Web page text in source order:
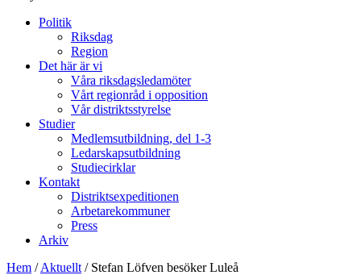
Politik
Riksdag
Region
Det här är vi
Våra riksdagsledamöter
Vårt regionråd i opposition
Vår distriktsstyrelse
Studier
Medlemsutbildning, del 1-3
Ledarskapsutbildning
Studiecirklar
Kontakt
Distriktsexpeditionen
Arbetarekommuner
Press
Arkiv
Hem /Aktuellt / Stefan Löfven besöker Luleå